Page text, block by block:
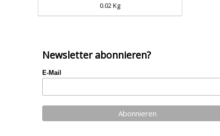
0.02 Kg
Newsletter abonnieren?
E-Mail